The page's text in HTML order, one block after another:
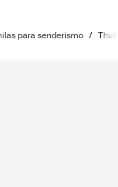
para senderismo /